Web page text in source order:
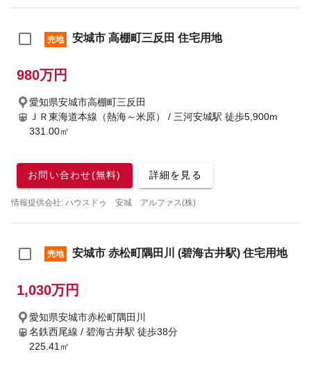
売地 安城市 高棚町三反田 住宅用地
980万円
愛知県安城市高棚町三反田
ＪＲ東海道本線（熱海～米原） / 三河安城駅 徒歩5,900m
331.00㎡
お問い合わせ(無料) 詳細を見る
情報提供会社: ハウスドゥ 安城 アルファス(株)
売地 安城市 赤松町隅田川 (碧海古井駅) 住宅用地
1,030万円
愛知県安城市赤松町隅田川
名鉄西尾線 / 碧海古井駅 徒歩38分
225.41㎡